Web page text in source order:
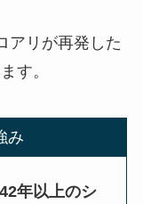
アリが再発した
す。
み
年以上のシ